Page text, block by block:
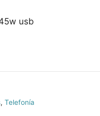
usb
, Telefonía